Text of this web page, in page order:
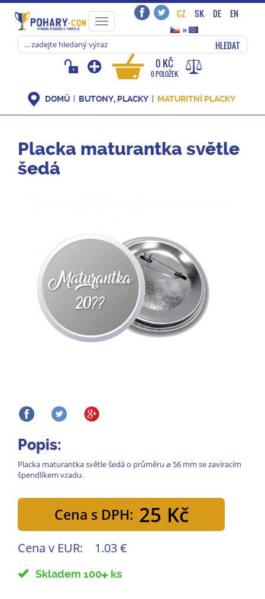
Toggle
navigation
CZ SK DE
EN
»
HLEDAT
0 KČ
0 POLOŽEK
DOMŮ BUTONY, PLACKY MATURITNÍ PLACKY
Placka maturantka světle
šedá
Popis:
Placka maturantka světle šedá o průměru ⌀ 56 mm se zavíracím
špendlíkem vzadu.
Cena s DPH: 25 Kč
Cena v EUR: 1.03 €
Skladem 100 ks